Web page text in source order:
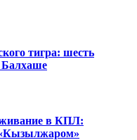
тигра: шесть
Балхаше
в КПЛ: